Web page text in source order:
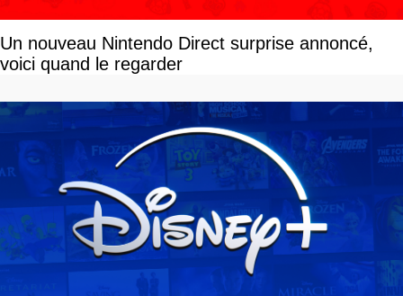
Un nouveau Nintendo Direct surprise annoncé,
voici quand le regarder